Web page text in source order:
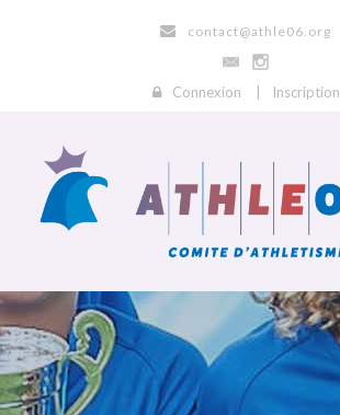
contact@athle06.org
Connexion Inscription